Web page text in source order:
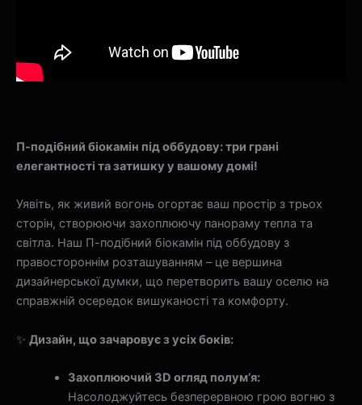
П-подібний біокамін під оббудову: три грані
елегантності та затишку у вашому домі!
Уявіть, як живий вогонь огортає ваш простір з трьох
сторін, створюючи захоплюючу панораму тепла та
світла. Наш П-подібний біокамін під оббудову з
правостороннім розташуванням – це вершина
дизайнерської думки, що перетворить вашу оселю на
справжній осередок вишуканості та комфорту.
✨ Дизайн, що зачаровує з усіх боків:
Захоплюючий 3D огляд полум’я:
Насолоджуйтесь безперервною грою вогню з